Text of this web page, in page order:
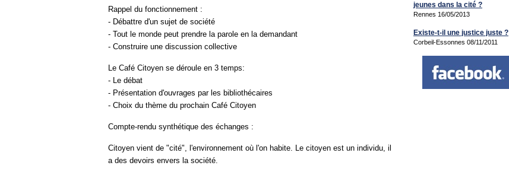
Rappel du fonctionnement :
- Débattre d'un sujet de société
- Tout le monde peut prendre la parole en la demandant
- Construire une discussion collective
Le Café Citoyen se déroule en 3 temps:
- Le débat
- Présentation d'ouvrages par les bibliothécaires
- Choix du thème du prochain Café Citoyen
Compte-rendu synthétique des échanges :
Citoyen vient de "cité", l'environnement où l'on habite. Le citoyen est un individu, il
a des devoirs envers la société.
jeunes dans la cité ?
Rennes 16/05/2013
Existe-t-il une justice juste ?
Corbeil-Essonnes 08/11/2011